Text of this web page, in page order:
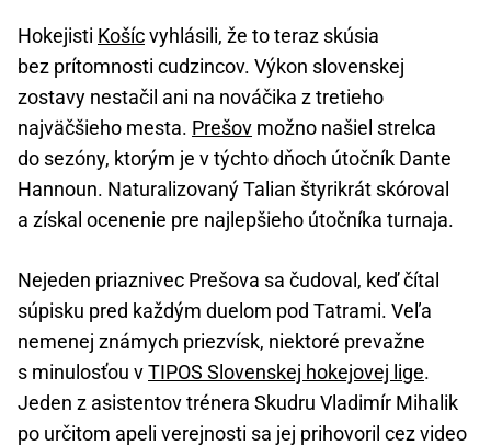
Hokejisti Košícvyhlásili, že to teraz skúsia
bez prítomnosti cudzincov. Výkon slovenskej
zostavy nestačil ani na nováčika z tretieho
najväčšieho mesta. Prešov možno našiel strelca
do sezóny, ktorým je v týchto dňoch útočník Dante
Hannoun. Naturalizovaný Talian štyrikrát skóroval
a získal ocenenie pre najlepšieho útočníka turnaja.
Nejeden priaznivec Prešova sa čudoval, keď čítal
súpisku pred každým duelom pod Tatrami. Veľa
nemenej známych priezvísk, niektoré prevažne
s minulosťou vTIPOS Slovenskej hokejovej lige.
Jeden z asistentov trénera Skudru Vladimír Mihalik
po určitom apeli verejnosti sa jej prihovoril cez video